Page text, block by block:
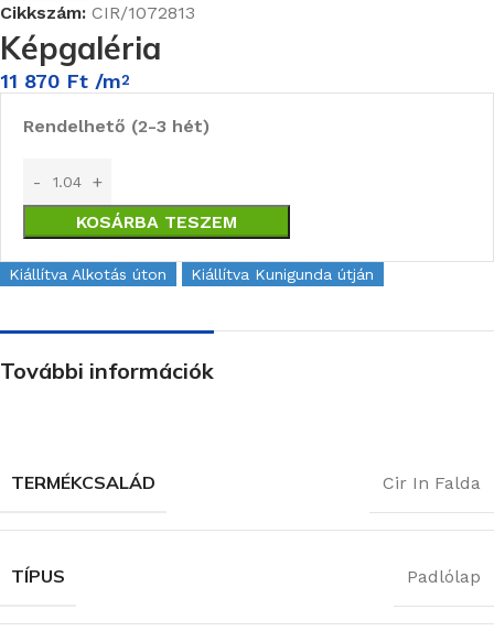
Cikkszám: CIR/1072813
Képgaléria
11 870 Ft /m2
Rendelhető (2-3 hét)
KOSÁRBA TESZEM
Kiállítva Alkotás úton Kiállítva Kunigunda útján
További információk
TERMÉKCSALÁD Cir In Falda
TÍPUS Padlólap